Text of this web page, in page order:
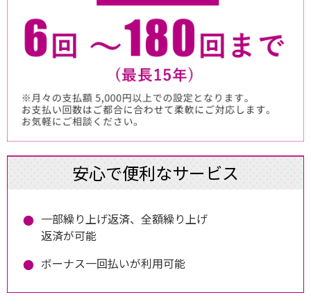
安心で便利なサービス
一部繰り上げ返済、全額繰り上げ
返済が可能
ボーナス一回払いが利用可能